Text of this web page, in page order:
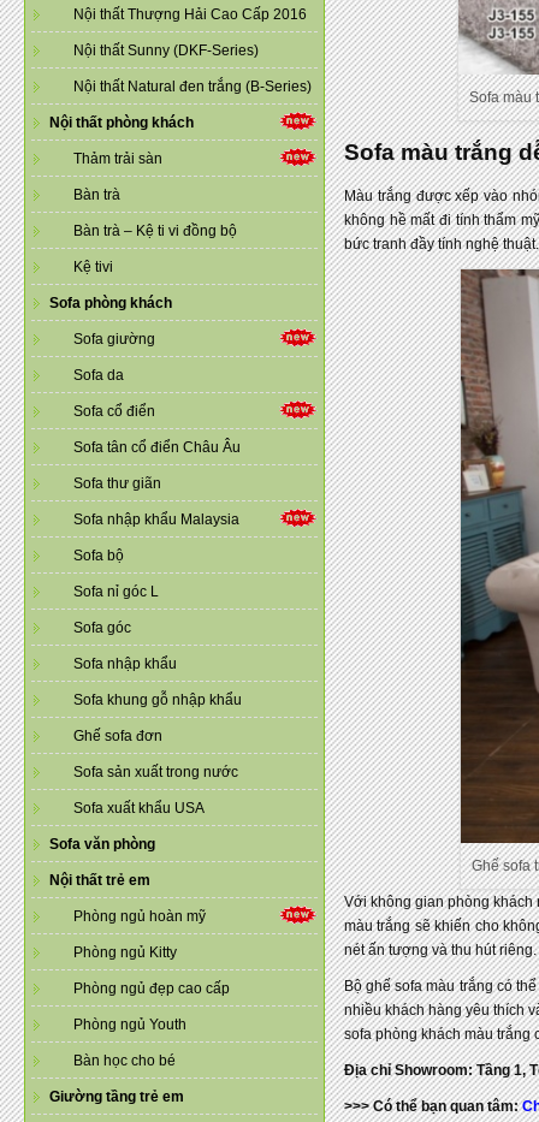
Nội thất Thượng Hải Cao Cấp 2016
Nội thất Sunny (DKF-Series)
Nội thất Natural đen trắng (B-Series)
Nội thất phòng khách
Thảm trải sàn
Bàn trà
Bàn trà – Kệ ti vi đồng bộ
Kệ tivi
Sofa phòng khách
Sofa giường
Sofa da
Sofa cổ điển
Sofa tân cổ điển Châu Âu
Sofa thư giãn
Sofa nhập khẩu Malaysia
Sofa bộ
Sofa nỉ góc L
Sofa góc
Sofa nhập khẩu
Sofa khung gỗ nhập khẩu
Ghế sofa đơn
Sofa sản xuất trong nước
Sofa xuất khẩu USA
Sofa văn phòng
Nội thất trẻ em
Phòng ngủ hoàn mỹ
Phòng ngủ Kitty
Phòng ngủ đẹp cao cấp
Phòng ngủ Youth
Bàn học cho bé
Giường tầng trẻ em
Sofa màu
Sofa màu trắng
Màu trắng được xếp vào
không hề mất đi tính thẩm
bức tranh đầy tính nghệ thuật.
Ghế sofa
Với không gian phòng khách
màu trắng sẽ khiến cho
nét ấn tượng và thu hút
Bộ ghế sofa màu trắng có
nhiều khách hàng yêu thích
sofa phòng khách màu trắng
Địa chỉ Showroom: Tầng 1,
>>> Có thể bạn quan tâm: